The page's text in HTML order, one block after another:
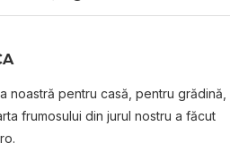
noastră pentru casă, pentru grădină,
frumosului din jurul nostru a făcut